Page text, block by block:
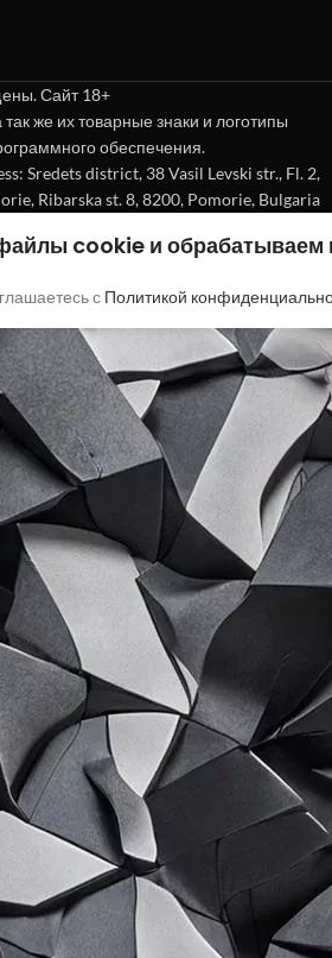
Сайт 18+
же их товарные знаки и логотипы
обеспечения.
Sredets district, 38 Vasil Levski str., Fl. 2,
Ribarska st. 8, 8200, Pomorie, Bulgaria
cookie и обрабатываем
с Политикой